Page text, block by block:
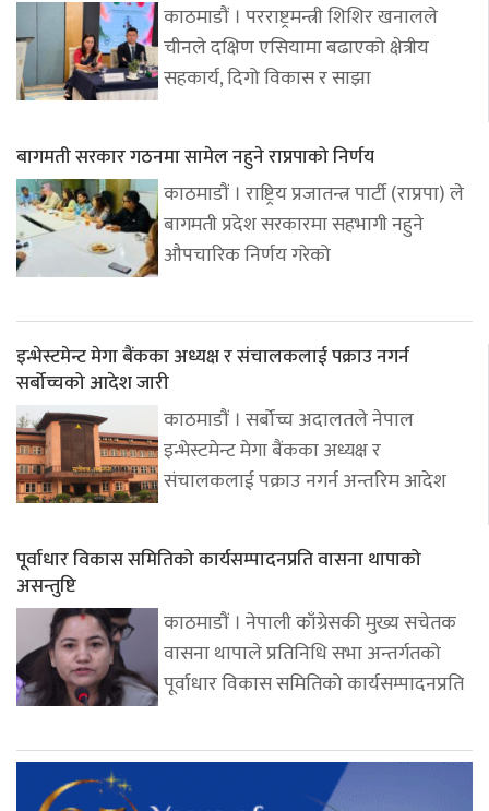
काठमाडौं । परराष्ट्रमन्त्री शिशिर खनालले
चीनले दक्षिण एसियामा बढाएको क्षेत्रीय
सहकार्य, दिगो विकास र साझा
बागमती सरकार गठनमा सामेल नहुने राप्रपाको निर्णय
काठमाडौं । राष्ट्रिय प्रजातन्त्र पार्टी (राप्रपा) ले
बागमती प्रदेश सरकारमा सहभागी नहुने
औपचारिक निर्णय गरेको
इन्भेस्टमेन्ट मेगा बैंकका अध्यक्ष र संचालकलाई पक्राउ नगर्न
सर्बोच्चको आदेश जारी
काठमाडौं । सर्बोच्च अदालतले नेपाल
इन्भेस्टमेन्ट मेगा बैंकका अध्यक्ष र
संचालकलाई पक्राउ नगर्न अन्तरिम आदेश
पूर्वाधार विकास समितिको कार्यसम्पादनप्रति वासना थापाको
असन्तुष्टि
काठमाडौं । नेपाली काँग्रेसकी मुख्य सचेतक
वासना थापाले प्रतिनिधि सभा अन्तर्गतको
पूर्वाधार विकास समितिको कार्यसम्पादनप्रति